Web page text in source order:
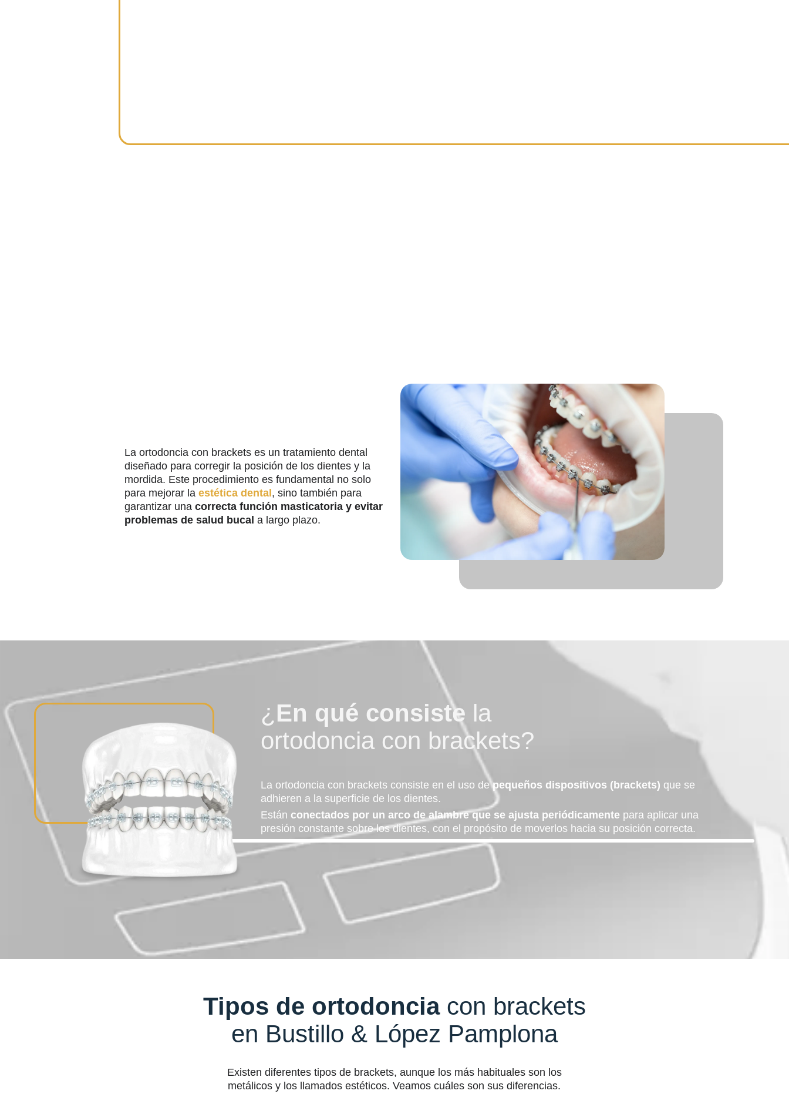
La ortodoncia con brackets es un tratamiento dental
diseñado para corregir la posición de los dientes y la
mordida. Este procedimiento es fundamental no solo
para mejorar la estética dental, sino también para
garantizar una correcta función masticatoria y evitar
problemas de salud bucal a largo plazo.
¿En qué consiste la
ortodoncia con brackets?
La ortodoncia con brackets consiste en el uso depequeños dispositivos (brackets) que se
adhieren a la superficie de los dientes.
Están conectados por un arco de alambre que se ajusta periódicamente para aplicar una
presión constante sobre los dientes, con el propósito de moverlos hacia su posición correcta.
Tipos de ortodonciacon brackets
en Bustillo & López Pamplona
Existen diferentes tipos de brackets, aunque los más habituales son los
metálicos y los llamados estéticos. Veamos cuáles son sus diferencias.